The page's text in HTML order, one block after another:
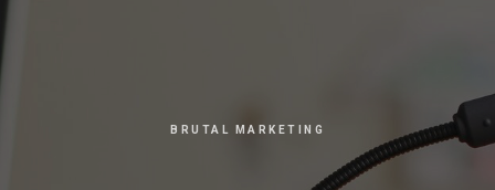
BRUTAL MARKETING